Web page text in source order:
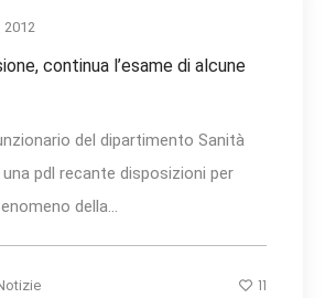
2012
continua l’esame di alcune
del dipartimento Sanità
pdl recante disposizioni per
della...
11